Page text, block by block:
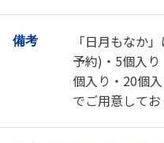
備考
「日月もなか
予約)・5個入
個入り・20個
でご用意して